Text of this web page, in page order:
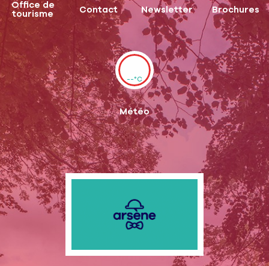
Office de
tourisme
Contact Newsletter Brochures
--°C
Météo